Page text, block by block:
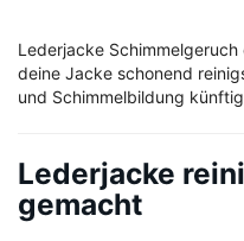
Lederjacke
deine Jacke schonend
und Schimmelbildung
Lederjacke
gemacht